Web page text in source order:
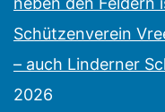
Schützenverein
– auch Linderner
2026